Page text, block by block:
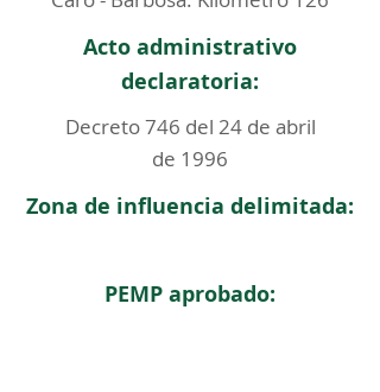
Acto administrativo
declaratoria:
Decreto 746 del 24 de abril
de 1996
Zona de influencia delimitada:
PEMP aprobado: